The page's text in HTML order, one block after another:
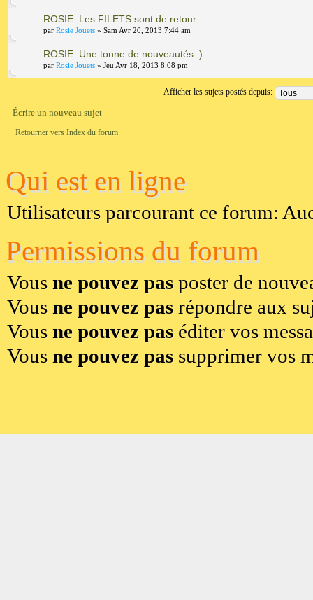
ROSIE: Les FILETS sont de retour
par Rosie Jouets » Sam Avr 20, 2013 7:44 am
ROSIE: Une tonne de nouveautés :)
par Rosie Jouets » Jeu Avr 18, 2013 8:08 pm
Afficher les sujets postés depuis:
Écrire un nouveau sujet
Retourner vers Index du forum
Qui est en ligne
Utilisateurs parcourant ce forum:
Permissions du forum
Vous ne pouvez pas poster de
Vous ne pouvez pas répondre aux
Vous ne pouvez pas éditer vos
Vous ne pouvez pas supprimer vos